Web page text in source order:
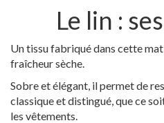
Le lin :
Un tissu fabriqué dans cette
fraîcheur sèche.
Sobre et élégant, il permet de
classique et distingué, que ce
les vêtements.